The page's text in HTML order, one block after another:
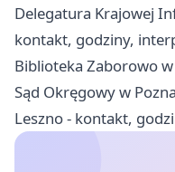
Delegatura Krajowej
kontakt, godziny,
Biblioteka Zaborowo
Sąd Okręgowy w
Leszno - kontakt,